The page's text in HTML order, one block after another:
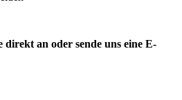
direkt an oder sende uns eine E-